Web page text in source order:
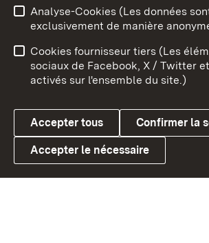
Link zum Landesportal
Conseils d'utilisation
Cookies
Analyse-Cookies (Les données
exclusivement de manière
Cookies fournisseur tiers (Les
sociaux de Facebook, X / Twitter
activés sur l'ensemble du site.)
Accepter tous Confirmer la
Accepter le nécessaire